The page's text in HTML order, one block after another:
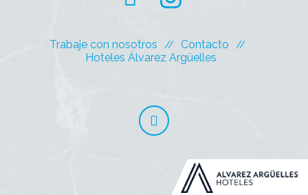
Trabaje con nosotros
Contacto
Hoteles Álvarez Argüelles